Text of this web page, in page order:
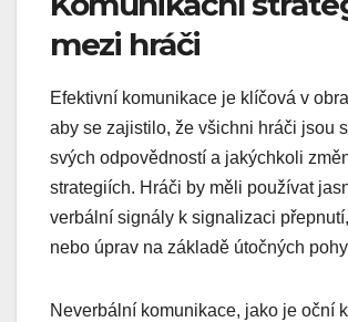
mezi hráči
Efektivní komunikace je klíčová v
aby se zajistilo, že všichni hráči jsou
svých odpovědností a jakýchkoli
strategiích. Hráči by měli používat
verbální signály k signalizaci
nebo úprav na základě útočných
Neverbální komunikace, jako je oční